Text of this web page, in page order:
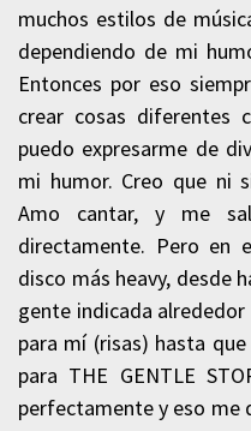
muchos estilos de
dependiendo de mi
Entonces por eso
crear cosas diferentes
puedo expresarme de
mi humor. Creo que ni
Amo cantar, y me
directamente. Pero en
disco más heavy, desde
gente indicada
para mí (risas) hasta
para THE GENTLE
perfectamente y eso me